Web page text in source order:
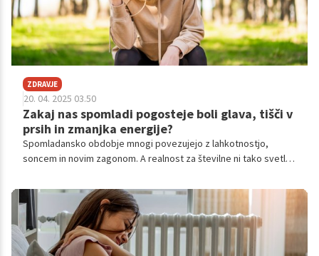
ZDRAVJE
20. 04. 2025 03.50
Zakaj nas spomladi pogosteje boli glava, tišči v
prsih in zmanjka energije?
Spomladansko obdobje mnogi povezujejo z lahkotnostjo,
soncem in novim zagonom. A realnost za številne ni tako svetla
splošno pomanjkanje energije. Ti pojavi niso naključni, temveč
pogosto posledica fizioloških sprememb, ki jih spomladi
sprožijo okolje, hormoni in imunski sistem.